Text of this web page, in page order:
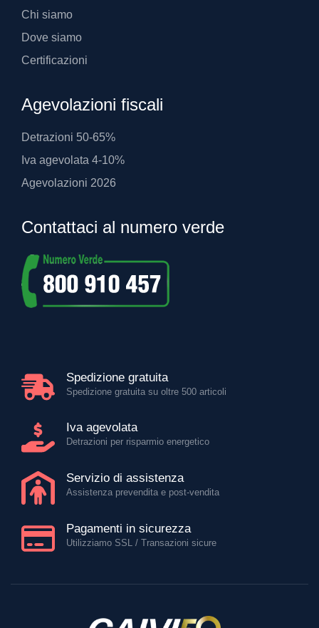
Chi siamo
Dove siamo
Certificazioni
Agevolazioni fiscali
Detrazioni 50-65%
Iva agevolata 4-10%
Agevolazioni 2026
Contattaci al numero verde
Spedizione gratuita
Spedizione gratuita su oltre 500 articoli
Iva agevolata
Detrazioni per risparmio energetico
Servizio di assistenza
Assistenza prevendita e post-vendita
Pagamenti in sicurezza
Utilizziamo SSL / Transazioni sicure